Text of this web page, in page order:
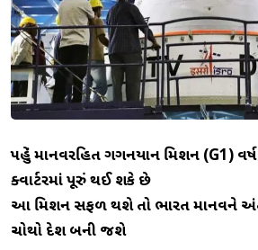
પહેલું માનવરહિત ગગનયાન મિશન (G1)
ક્વાર્ટરમાં પૂરું થઈ શકે છે
આ મિશન સફળ થશે તો ભારત માનવને
ચોથો દેશ બની જશે